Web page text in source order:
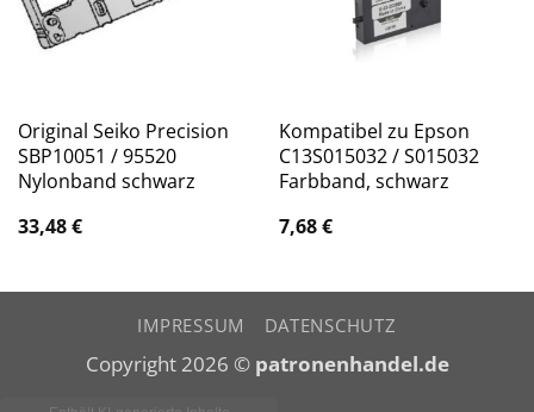
Original Seiko Precision
SBP10051 / 95520
Nylonband schwarz
33,48€
Kompatibel zu Epson
C13S015032 / S015032
Farbband, schwarz
7,68€
IMPRESSUM DATENSCHUTZ
Copyright 2026 © patronenhandel.de